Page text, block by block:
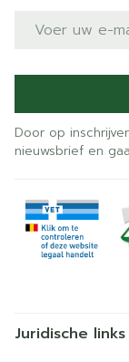
E-mail adres
Door op
nieuwsbrief en
Juridische links